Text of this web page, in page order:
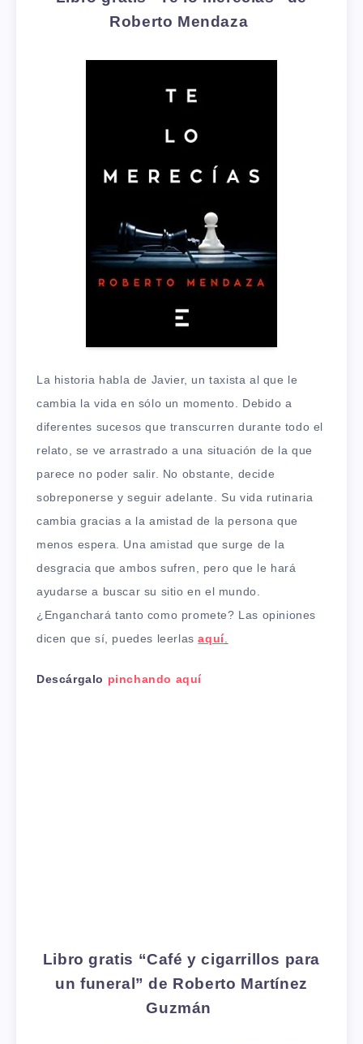
Roberto Mendaza
La historia habla de Javier, un taxista al que le
cambia la vida en sólo un momento. Debido a
diferentes sucesos que transcurren durante todo el
relato, se ve arrastrado a una situación de la que
parece no poder salir. No obstante, decide
sobreponerse y seguir adelante. Su vida rutinaria
cambia gracias a la amistad de la persona que
menos espera. Una amistad que surge de la
desgracia que ambos sufren, pero que le hará
ayudarse a buscar su sitio en el mundo.
¿Enganchará tanto como promete? Las opiniones
dicen que sí, puedes leerlasaquí.
Descárgalo pinchando aquí
Libro gratis “Café y cigarrillos para
un funeral”de Roberto Martínez
Guzmán